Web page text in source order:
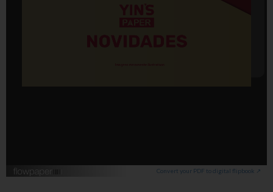
Convert your PDF to digital flipbook ↗